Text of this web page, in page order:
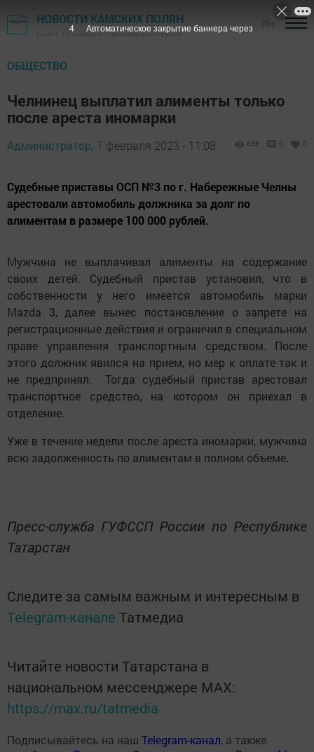
НОВОСТИ КАМСКИХ ПОЛЯН
Газета "Посинформ" - Нижнекамский район
ОБЩЕСТВО
Челнинец выплатил алименты только
после ареста иномарки
Администратор, 7 февраля 2023 - 11:08 658 0 0
Судебные приставы ОСП №3 по г. Набережные Челны
арестовали автомобиль должника за долг по
алиментам в размере 100 000 рублей.
Мужчина не выплачивал алименты на содержание
своих детей. Судебный пристав установил, что в
собственности у него имеется автомобиль марки
Mazda 3, далее вынес постановление о запрете на
регистрационные действия и ограничил в специальном
праве управления транспортным средством. После
этого должник явился на прием, но мер к оплате так и
не предпринял. Тогда судебный пристав арестовал
транспортное средство, на котором он приехал в
отделение.
Уже в течение недели после ареста иномарки, мужчина
всю задолженность по алиментам в полном объеме.
Пресс-служба ГУФССП России по Республике
Татарстан
Следите за самым важным и интересным в
Telegram-канале Татмедиа
Читайте новости Татарстана в
национальном мессенджере MАХ:
https://max.ru/tatmedia
Подписывайтесь на наш Telegram-канал, а также
3 Автоматическое закрытие баннера через